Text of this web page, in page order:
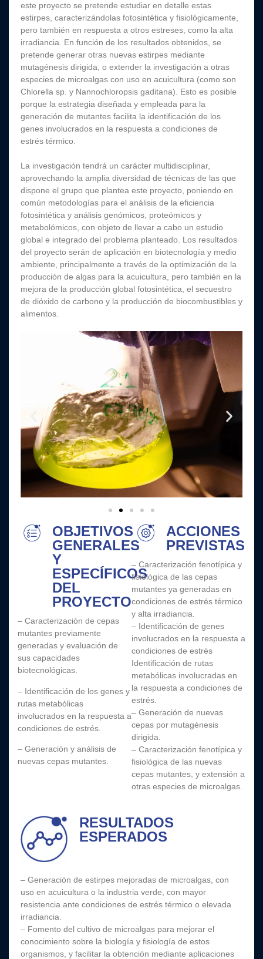
este proyecto se pretende estudiar en detalle estas
estirpes, caracterizándolas fotosintética y fisiológicamente,
pero también en respuesta a otros estreses, como la alta
irradiancia. En función de los resultados obtenidos, se
pretende generar otras nuevas estirpes mediante
mutagénesis dirigida, o extender la investigación a otras
especies de microalgas con uso en acuicultura (como son
Chlorella sp. y Nannochloropsis gaditana). Esto es posible
porque la estrategia diseñada y empleada para la
generación de mutantes facilita la identificación de los
genes involucrados en la respuesta a condiciones de
estrés térmico.
La investigación tendrá un carácter multidisciplinar,
aprovechando la amplia diversidad de técnicas de las que
dispone el grupo que plantea este proyecto, poniendo en
común metodologías para el análisis de la eficiencia
fotosintética y análisis genómicos, proteómicos y
metabolómicos, con objeto de llevar a cabo un estudio
global e integrado del problema planteado. Los resultados
del proyecto serán de aplicación en biotecnología y medio
ambiente, principalmente a través de la optimización de la
producción de algas para la acuicultura, pero también en la
mejora de la producción global fotosintética, el secuestro
de dióxido de carbono y la producción de biocombustibles y
alimentos.
OBJETIVOS
GENERALES
Y
ESPECÍFICOS
DEL
PROYECTO
– Caracterización de cepas
mutantes previamente
generadas y evaluación de
sus capacidades
biotecnológicas.
– Identificación de los genes y
rutas metabólicas
involucrados en la respuesta a
condiciones de estrés.
– Generación y análisis de
nuevas cepas mutantes.
ACCIONES
PREVISTAS
– Caracterización fenotípica y
fisiológica de las cepas
mutantes ya generadas en
condiciones de estrés térmico
y alta irradiancia.
– Identificación de genes
involucrados en la respuesta a
condiciones de estrés
Identificación de rutas
metabólicas involucradas en
la respuesta a condiciones de
estrés.
– Generación de nuevas
cepas por mutagénesis
dirigida.
– Caracterización fenotípica y
fisiológica de las nuevas
cepas mutantes, y extensión a
otras especies de microalgas.
RESULTADOS
ESPERADOS
– Generación de estirpes mejoradas de microalgas, con
uso en acuicultura o la industria verde, con mayor
resistencia ante condiciones de estrés térmico o elevada
irradiancia.
– Fomento del cultivo de microalgas para mejorar el
conocimiento sobre la biología y fisiología de estos
organismos, y facilitar la obtención mediante aplicaciones